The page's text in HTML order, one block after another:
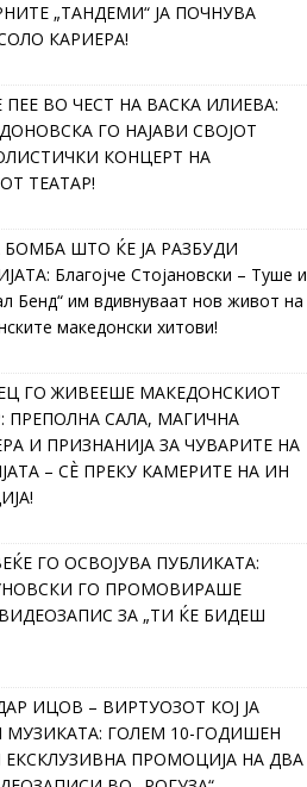
„ТАНДЕМИ“ ЈА ПОЧНУВА
КАРИЕРА!
ПЕЕ ВО ЧЕСТ НА ВАСКА ИЛИЕВА:
ГО НАЈАВИ СВОЈОТ
КОНЦЕРТ НА
ТЕАТАР!
ШТО ЌЕ ЈА РАЗБУДИ
Благојче Стојановски – Туше и
Бенд“ им вдивнуваат нов живот на
македонски хитови!
ГО ЖИВЕЕШЕ МАКЕДОНСКИОТ
ПРЕПОЛНА САЛА, МАГИЧНА
И ПРИЗНАНИЈА ЗА ЧУВАРИТЕ НА
– СÈ ПРЕКУ КАМЕРИТЕ НА ИН
ГО ОСВОЈУВА ПУБЛИКАТА:
ГО ПРОМОВИРАШЕ
ЗА „ТИ ЌЕ БИДЕШ
ИЦОВ – ВИРТУОЗОТ КОЈ ЈА
ГОЛЕМ 10-ГОДИШЕН
ЕКСКЛУЗИВНА ПРОМОЦИЈА НА ДВА